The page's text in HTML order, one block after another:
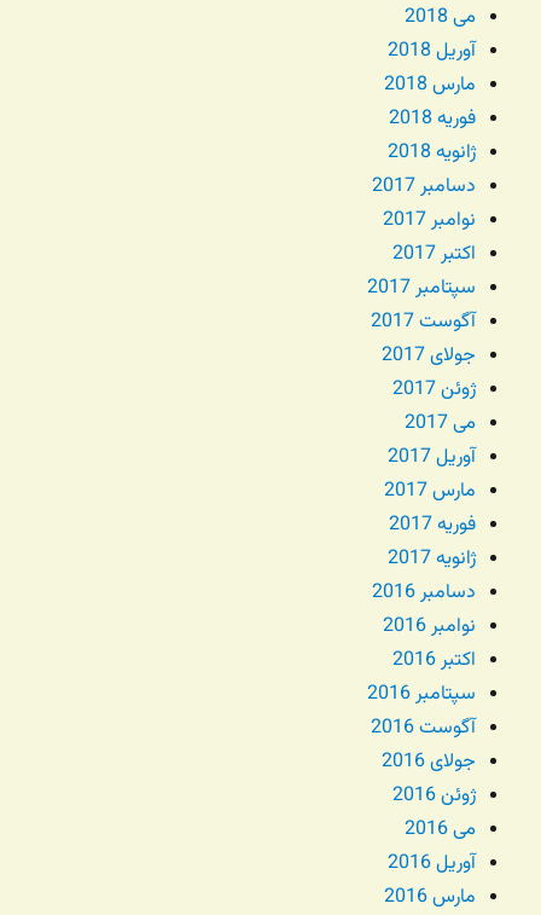
می 2018
آوریل 2018
مارس 2018
فوریه 2018
ژانویه 2018
دسامبر 2017
نوامبر 2017
اکتبر 2017
سپتامبر 2017
آگوست 2017
جولای 2017
ژوئن 2017
می 2017
آوریل 2017
مارس 2017
فوریه 2017
ژانویه 2017
دسامبر 2016
نوامبر 2016
اکتبر 2016
سپتامبر 2016
آگوست 2016
جولای 2016
ژوئن 2016
می 2016
آوریل 2016
مارس 2016